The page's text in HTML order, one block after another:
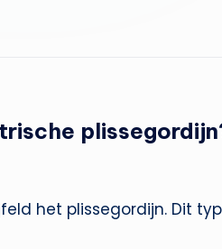
het plissegordijn. Dit